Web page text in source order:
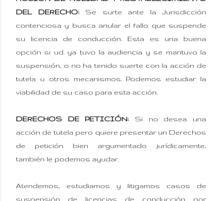
DEL DERECHO: Se surte ante la Jurisdicción
contenciosa y busca anular el fallo que suspende
su licencia de conducción. Esta es una buena
opción si ud. ya tuvo la audiencia y se mantuvo la
suspensión, o no ha tenido suerte con la acción de
tutela u otros mecanismos. Podemos estudiar la
viabilidad de su caso para esta acción.
DERECHOS DE PETICIÓN: Si no desea una
acción de tutela pero quiere presentar un Derechos
de petición bien argumentado jurídicamente,
también le podemos ayudar.
Atendemos, estudiamos y litigamos casos de
suspensión de licencias de conducción por